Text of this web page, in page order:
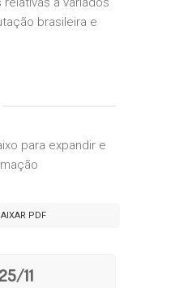
brasileira e
para expandir e
PDF
11